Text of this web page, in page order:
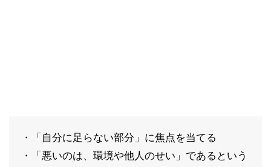
・「自分に足らない部分」に焦点を当てる
・「悪いのは、環境や他人のせい」であるという